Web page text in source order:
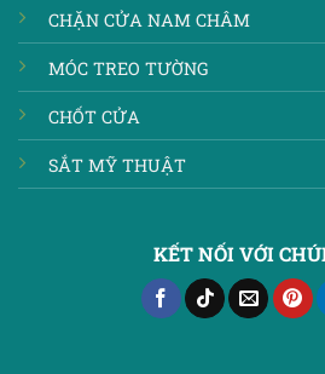
CHẶN CỬA NAM CHÂM
MÓC TREO TƯỜNG
CHỐT CỬA
SẮT MỸ THUẬT
KẾT NỐI VỚI